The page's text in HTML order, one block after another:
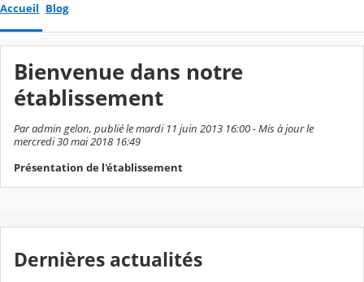
Accueil Blog
Bienvenue dans notre
établissement
Par admin gelon, publié le mardi 11 juin 2013 16:00 - Mis à jour le
mercredi 30 mai 2018 16:49
Présentation de l'établissement
Dernières actualités